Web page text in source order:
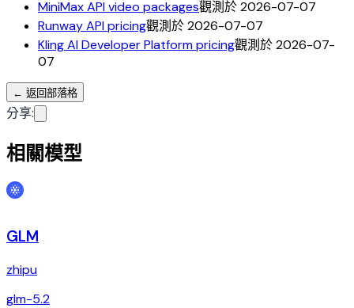
MiniMax API video packages觀測於 2026-07-07
Runway API pricing觀測於 2026-07-07
Kling AI Developer Platform pricing觀測於 2026-07-
07
← 返回部落格
分享:
相關模型
GLM
zhipu
glm-5.2